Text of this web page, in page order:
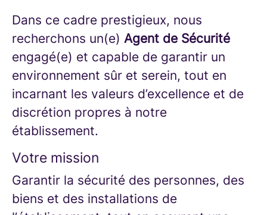
Dans ce cadre prestigieux, nous
recherchons un(e) Agent de Sécurité
engagé(e) et capable de garantir un
environnement sûr et serein, tout en
incarnant les valeurs d’excellence et de
discrétion propres à notre
établissement.
Votre mission
Garantir la sécurité des personnes, des
biens et des installations de